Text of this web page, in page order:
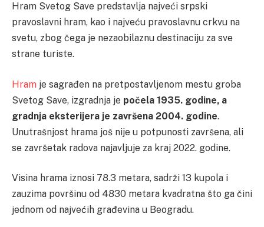
Hram Svetog Save predstavlja najveći srpski
pravoslavni hram, kao i najveću pravoslavnu crkvu na
svetu, zbog čega je nezaobilaznu destinaciju za sve
strane turiste.
Hram je sagrađen na pretpostavljenom mestu groba
Svetog Save, izgradnja je počela 1935. godine, a
gradnja eksterijera je završena 2004. godine.
Unutrašnjost hrama još nije u potpunosti završena, ali
se završetak radova najavljuje za kraj 2022. godine.
Visina hrama iznosi 78.3 metara, sadrži 13 kupola i
zauzima površinu od 4830 metara kvadratna što ga čini
jednom od najvećih građevina u Beogradu.